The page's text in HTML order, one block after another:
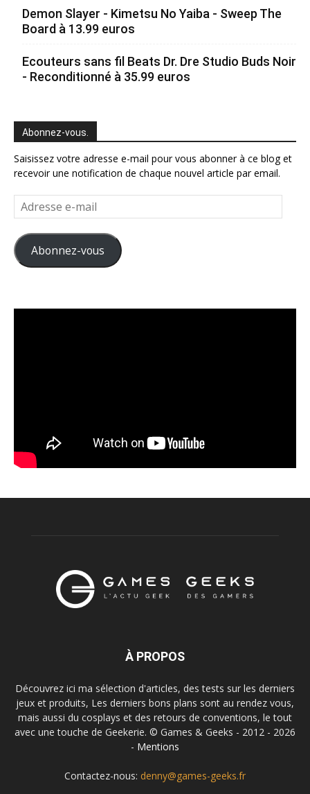
Demon Slayer - Kimetsu No Yaiba - Sweep The
Board à 13.99 euros
Ecouteurs sans fil Beats Dr. Dre Studio Buds Noir
- Reconditionné à 35.99 euros
Abonnez-vous.
Saisissez votre adresse e-mail pour vous abonner à ce blog et
recevoir une notification de chaque nouvel article par email.
Adresse
e-
mail
Abonnez-vous
À PROPOS
Découvrez ici ma sélection d'articles, des tests sur les derniers
jeux et produits, Les derniers bons plans sont au rendez vous,
mais aussi du cosplays et des retours de conventions, le tout
avec une touche de Geekerie. © Games & Geeks - 2012 - 2026
- Mentions
Contactez-nous: denny@games-geeks.fr